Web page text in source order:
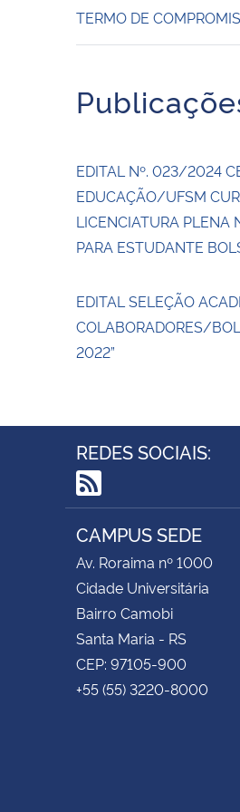
TERMO DE
EDITAL Nº. 023/2024
EDUCAÇÃO/UFSM
LICENCIATURA PLENA
PARA ESTUDANTE
EDITAL SELEÇÃO
COLABORADORES/
2022”
REDES SOCIAIS:
RSS
CAMPUS SEDE
Av. Roraima nº 1000
Cidade Universitária
Bairro Camobi
Santa Maria - RS
CEP: 97105-900
+55 (55) 3220-8000